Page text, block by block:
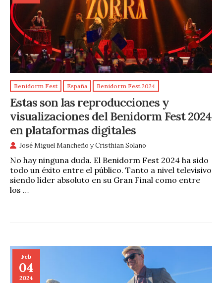
Benidorm Fest España Benidorm Fest 2024
Estas son las reproducciones y
visualizaciones del Benidorm Fest 2024
en plataformas digitales
José Miguel Mancheño yCristhian Solano
No hay ninguna duda. El Benidorm Fest 2024 ha sido
todo un éxito entre el público. Tanto a nivel televisivo
siendo líder absoluto en su Gran Final como entre
los …
Feb
04
2024